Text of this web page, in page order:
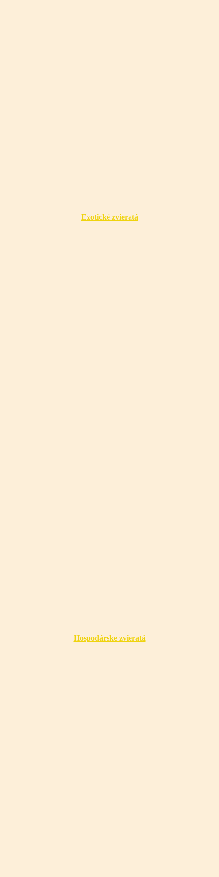
Exotické zvieratá
Hospodárske zvieratá